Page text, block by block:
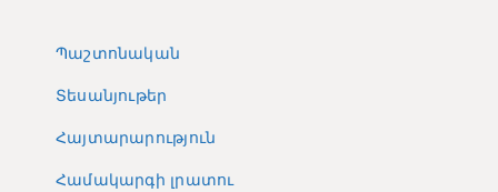
Պաշտոնական
Տեսանյութեր
Հայտարարություն
Համակարգի լրատու